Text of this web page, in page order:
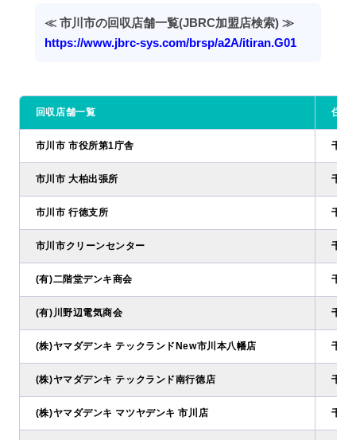
≪ 市川市の回収店舗一覧(JBRC加盟店検索) ≫
https://www.jbrc-sys.com/brsp/a2A/itiran.G01
回収店舗一覧 住所
市川市 市役所第1庁舎 千葉
市川市 大柏出張所 千葉
市川市 行徳支所 千葉
市川市クリーンセンター 千葉
(有)二階堂デンキ商会 千葉
(有)川野辺電気商会 千葉
(株)ヤマダデンキ テックランドNew市川本八幡店 千葉
(株)ヤマダデンキ テックランド南行徳店 千葉
(株)ヤマダデンキ マツヤデンキ 市川店 千葉